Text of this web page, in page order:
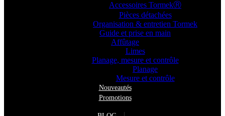
Accessoires TormekⓇ
Pièces détachées
Organisation & entretien Tormek
Guide et prise en main
Affûtage
Limes
Planage, mesure et contrôle
Planage
Mesure et contrôle
Nouveautés
Promotions